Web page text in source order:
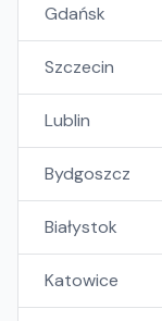
Gdańsk
Szczecin
Lublin
Bydgoszcz
Białystok
Katowice